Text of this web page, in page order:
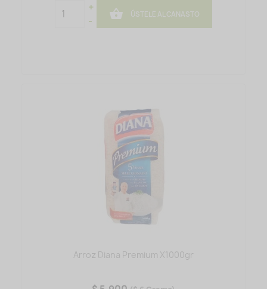
+
-
 ÚSTELE AL CANASTO
Arroz Diana Premium X1000gr